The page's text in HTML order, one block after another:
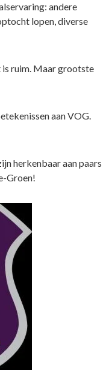
andere
lopen, diverse
is ruim. Maar grootste
aan VOG.
herkenbaar aan paars
Groen!